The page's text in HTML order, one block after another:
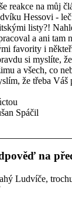
reakce na můj
Hessovi -
listy?!
a ani tam
favority i
si myslíte,
a všech, co
že třeba Váš
Spáčil
na
Ludvíče,